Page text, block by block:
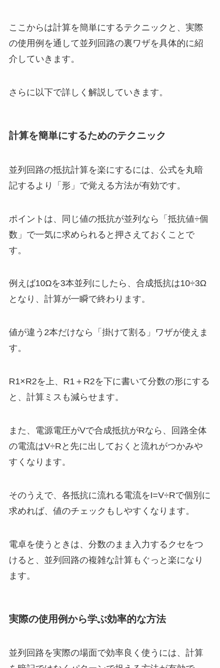
ここからは計算を簡単にするテクニックと、実際
の使用例を通して並列回路の裏ワザを具体的に紹
介していきます。
さらに以下で詳しく解説していきます。
計算を簡単にするためのテクニック
並列回路の抵抗計算を楽にするには、公式を丸暗
記するより「形」で覚える方法が有効です。
ポイントは、同じ値の抵抗が並列なら「抵抗値÷個
数」で一気に求められると押さえておくことで
す。
例えば10Ωを3本並列にしたら、合成抵抗は10÷3Ω
となり、計算が一瞬で終わります。
値が違う2本だけなら「掛けて割る」ワザが使えま
す。
R1×R2を上、R1＋R2を下に書いて分数の形にする
と、計算ミスも減らせます。
また、電源電圧がVで合成抵抗がRなら、回路全体
の電流はV÷Rと先に出しておくと流れがつかみや
すくなります。
そのうえで、各抵抗に流れる電流をI=V÷Rで個別に
求めれば、値のチェックもしやすくなります。
電卓を使うときは、分数のまま入力するクセをつ
けると、並列回路の複雑な計算もぐっと楽になり
ます。
実際の使用例から学ぶ効率的な方法
並列回路を実際の場面で効率良く使うには、計算